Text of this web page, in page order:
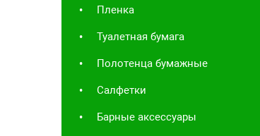
Пленка
Туалетная бумага
Полотенца бумажные
Салфетки
Барные аксессуары